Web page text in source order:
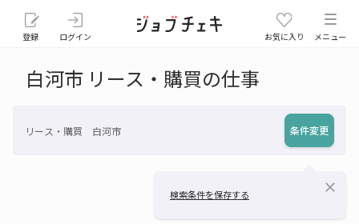
登録 ログイン お気に入り メニュー
白河市 リース・購買の仕事
リース・購買 白河市 条件変更
検索条件を保存する close